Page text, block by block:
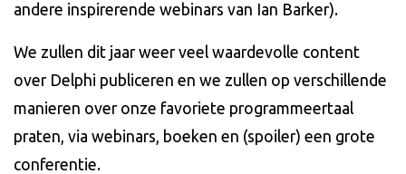
andere inspirerende webinars van Ian Barker).
We zullen dit jaar weer veel waardevolle content
over Delphi publiceren en we zullen op verschillende
manieren over onze favoriete programmeertaal
praten, via webinars, boeken en (spoiler) een grote
conferentie.